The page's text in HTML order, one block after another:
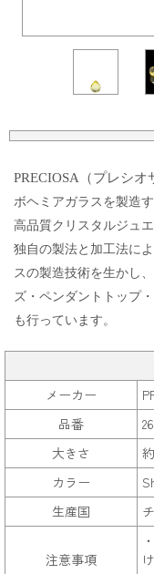
PRECIOSA（プレシオ
ボヘミアガラスを製造
高品質クリスタルジュ
独自の製法と加工法に
スの製造技術を生かし
ズ・ペンダントトップ
も行っています。
メーカー
品番
大きさ
カラー
生産国
注意事項